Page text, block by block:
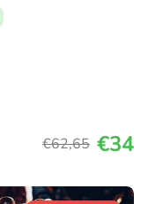
€62,65 €34